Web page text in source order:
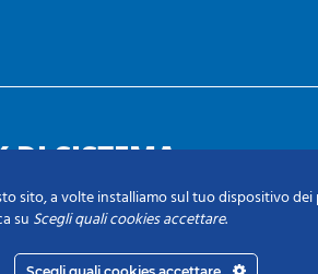
DI SISTEMA
sito, a volte installiamo sul tuo dispositivo
su Scegli quali cookies accettare.